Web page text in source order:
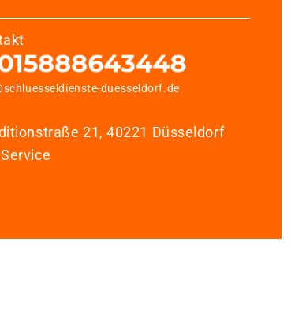
duesseldorf.de
21, 40221 Düsseldorf